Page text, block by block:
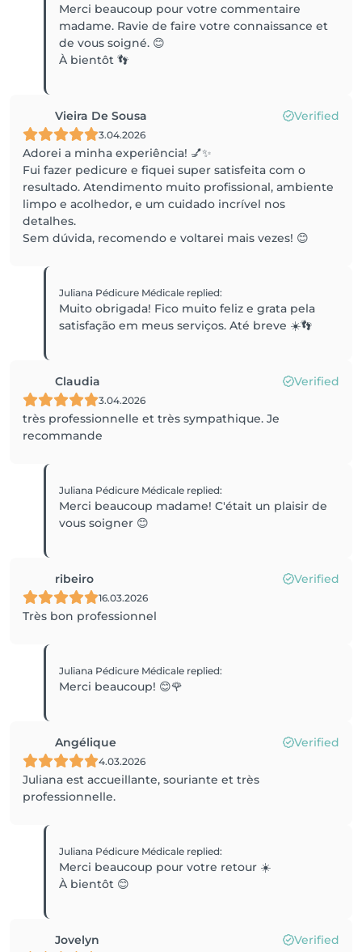
Merci beaucoup pour votre commentaire
madame. Ravie de faire votre connaissance et
de vous soigné. 😊
À bientôt 👣
Vieira De Sousa Verified
3.04.2026
Adorei a minha experiência! 💅✨
Fui fazer pedicure e fiquei super satisfeita com o
resultado. Atendimento muito profissional, ambiente
limpo e acolhedor, e um cuidado incrível nos
detalhes.
Sem dúvida, recomendo e voltarei mais vezes! 😊
Juliana Pédicure Médicale replied:
Muito obrigada! Fico muito feliz e grata pela
satisfação em meus serviços. Até breve ☀️👣
Claudia Verified
3.04.2026
très professionnelle et très sympathique. Je
recommande
Juliana Pédicure Médicale replied:
Merci beaucoup madame! C'était un plaisir de
vous soigner 😊
ribeiro Verified
16.03.2026
Très bon professionnel
Juliana Pédicure Médicale replied:
Merci beaucoup! 😊🌹
Angélique Verified
4.03.2026
Juliana est accueillante, souriante et très
professionnelle.
Juliana Pédicure Médicale replied:
Merci beaucoup pour votre retour ☀️
À bientôt 😊
Jovelyn Verified